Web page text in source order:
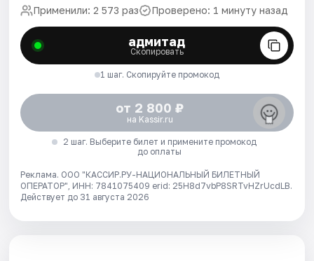
Применили: 2 573 раз Проверено: 1 минуту назад
адмитад
Скопировать
1 шаг. Скопируйте промокод
от 2 800 ₽
на Kassir.ru
2 шаг. Выберите билет и примените промокод
до оплаты
Реклама. ООО "КАССИР.РУ-НАЦИОНАЛЬНЫЙ БИЛЕТНЫЙ
ОПЕРАТОР", ИНН: 7841075409 erid: 25H8d7vbP8SRTvHZrUcdLB.
Действует до 31 августа 2026